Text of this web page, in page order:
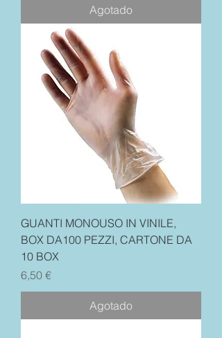
Agotado
GUANTI MONOUSO IN VINILE,
BOX DA100 PEZZI, CARTONE DA
10 BOX
Precio
6,50 €
Agotado